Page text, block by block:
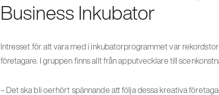
Business Inkubator
Intresset för att vara med i inkubatorprogrammet var
företagare. I gruppen finns allt från apputvecklare till
– Det ska bli oerhört spännande att följa dessa kreativa